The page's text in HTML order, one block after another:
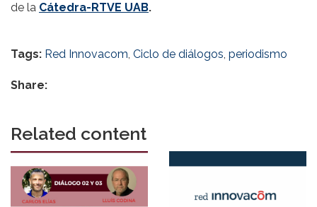
de la Cátedra-RTVE UAB.
Tags: Red Innovacom, Ciclo de diálogos, periodismo
Share:
Related content